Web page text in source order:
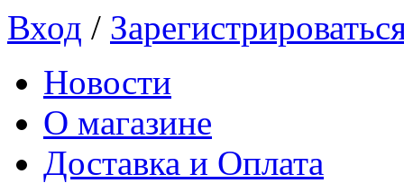
Вход /
Новости
О магазине
Доставка и Оплата